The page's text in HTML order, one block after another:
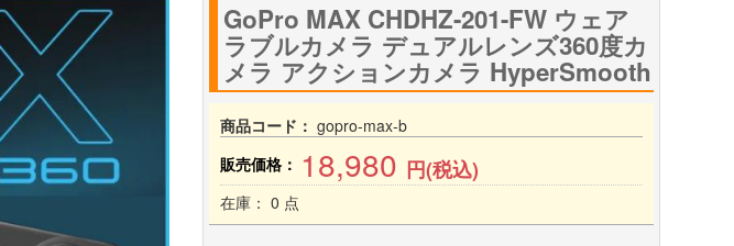
GoPro MAX CHDHZ-201-FW ウェア
ラブルカメラ デュアルレンズ360度カ
メラ アクションカメラ HyperSmooth
商品コード： gopro-max-b
販売価格： 18,980 円(税込)
在庫： 0 点